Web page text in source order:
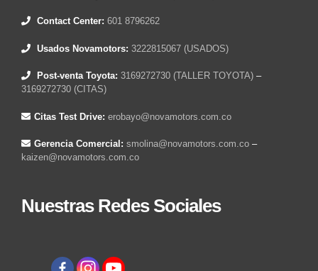
Contact Center: 601 8796262
Usados Novamotors: 3222815067 (USADOS)
Post-venta Toyota: 3169272730 (TALLER TOYOTA) –
3169272730 (CITAS)
Citas Test Drive: erobayo@novamotors.com.co
Gerencia Comercial: smolina@novamotors.com.co –
kaizen@novamotors.com.co
Nuestras Redes Sociales